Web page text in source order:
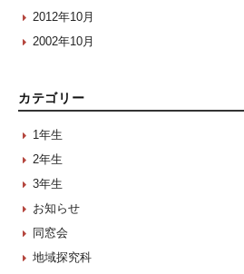
2012年10月
2002年10月
カテゴリー
1年生
2年生
3年生
お知らせ
同窓会
地域探究科